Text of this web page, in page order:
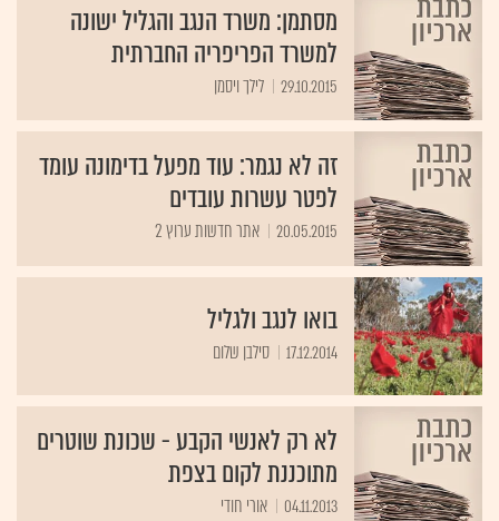
מסתמן: משרד הנגב והגליל ישונה
למשרד הפריפריה החברתית
29.10.2015 לילך ויסמן
זה לא נגמר: עוד מפעל בדימונה עומד
לפטר עשרות עובדים
20.05.2015 אתר חדשות ערוץ 2
בואו לנגב ולגליל
17.12.2014 סילבן שלום
לא רק לאנשי הקבע - שכונת שוטרים
מתוכננת לקום בצפת
04.11.2013 אורי חודי